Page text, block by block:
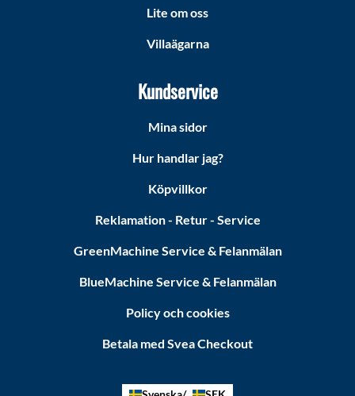
Lite om oss
Villaägarna
Kundservice
Mina sidor
Hur handlar jag?
Köpvillkor
Reklamation - Retur - Service
GreenMachine Service & Felanmälan
BlueMachine Service & Felanmälan
Policy och cookies
Betala med Svea Checkout